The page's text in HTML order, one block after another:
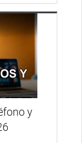
y